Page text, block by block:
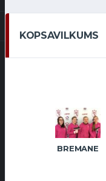
KOPSAVILKUMS
BREMANE